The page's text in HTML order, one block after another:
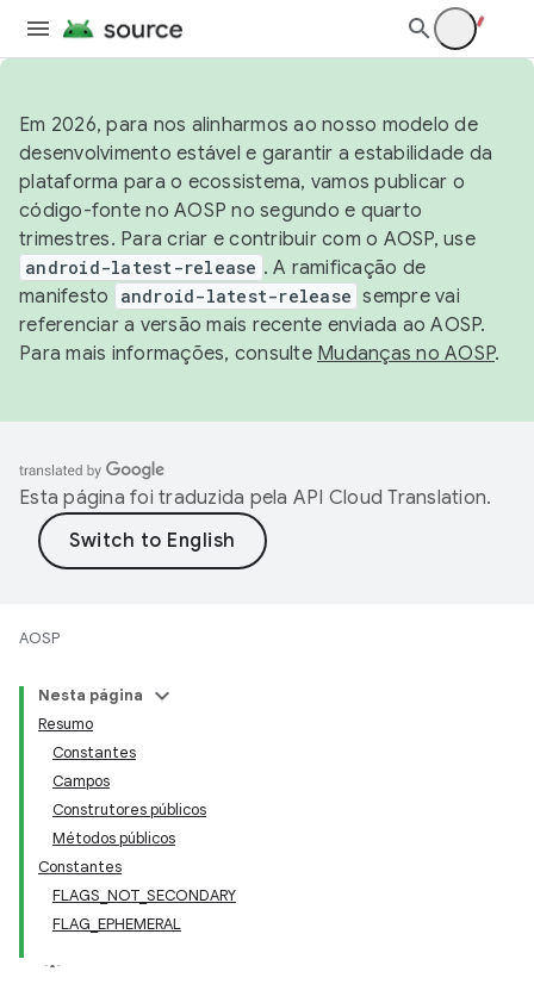
Em 2026, para nos alinharmos ao nosso modelo de
desenvolvimento estável e garantir a estabilidade da
plataforma para o ecossistema, vamos publicar o
código-fonte no AOSP no segundo e quarto
trimestres. Para criar e contribuir com o AOSP, use
android-latest-release . A ramificação de
manifesto
android-latest-release sempre vai
referenciar a versão mais recente enviada ao AOSP.
Para mais informações, consulte Mudanças no AOSP.
Esta página foi traduzida pela API Cloud Translation.
AOSP
Nesta página
Resumo
Constantes
Campos
Construtores públicos
Métodos públicos
Constantes
FLAGS_NOT_SECONDARY
FLAG_EPHEMERAL